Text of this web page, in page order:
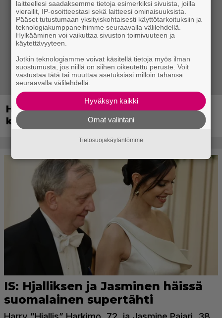
Huippusuosittu Soturikissat-kirjasarja
kääntyy videopeliksi
laitteellesi saadaksemme tietoja esimerkiksi sivuista, joilla
vierailit, IP-osoitteestasi sekä laitteesi ominaisuuksista.
Pääset tutustumaan yksityiskohtaisesti käyttötarkoituksiin ja
teknologiakumppaneihimme seuraavalla välilehdellä.
Hylkääminen voi vaikuttaa sivuston toimivuuteen ja
käytettävyyteen.
Jotkin teknologiamme voivat käsitellä tietoja myös ilman
suostumusta, jos niillä on siihen oikeutettu peruste. Voit
vastustaa tätä tai muuttaa asetuksiasi milloin tahansa
seuraavalla välilehdellä.
Hyväksyn kaikki
Omat valintani
Tietosuojakäytäntömme